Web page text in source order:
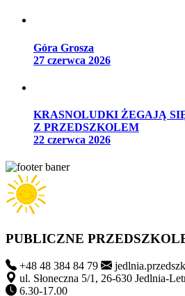
Góra Grosza
27 czerwca 2026
KRASNOLUDKI ŻEGAJĄ
Z PRZEDSZKOLEM
22 czerwca 2026
PUBLICZNE
+48 48 384 84 79
ul. Słoneczna 5/1, 26-630 Jedlnia-
6.30-17.00